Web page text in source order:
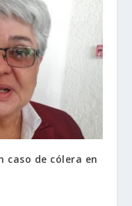
caso de cólera en